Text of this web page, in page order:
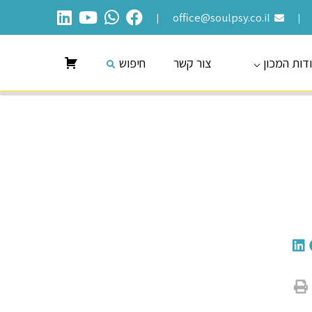
| office@soulpsy.co.il |
המכון צור קשר חיפוש